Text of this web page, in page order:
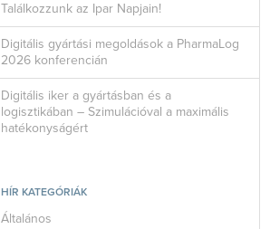
Találkozzunk az Ipar Napjain!
Digitális gyártási megoldások a PharmaLog
2026 konferencián
Digitális iker a gyártásban és a
logisztikában – Szimulációval a maximális
hatékonyságért
HÍR KATEGÓRIÁK
Általános